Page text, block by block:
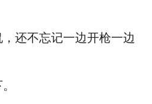
还不忘记一边开枪一边